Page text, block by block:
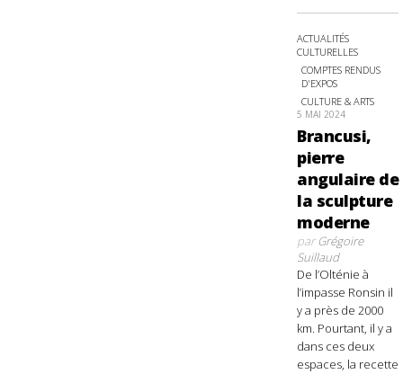
ACTUALITÉS
CULTURELLES
COMPTES RENDUS
D'EXPOS
CULTURE & ARTS
5 MAI 2024
Brancusi,
pierre
angulaire de
la sculpture
moderne
parGrégoire
Suillaud
De l’Olténie à
l’impasse Ronsin il
y a près de 2000
km. Pourtant, il y a
dans ces deux
espaces, la recette